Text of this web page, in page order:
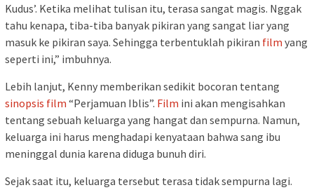
Kudus’. Ketika melihat tulisan itu, terasa sangat magis. Nggak
tahu kenapa, tiba-tiba banyak pikiran yang sangat liar yang
masuk ke pikiran saya. Sehingga terbentuklah pikiran film yang
seperti ini,” imbuhnya.
Lebih lanjut, Kenny memberikan sedikit bocoran tentang
sinopsis film “Perjamuan Iblis”. Film ini akan mengisahkan
tentang sebuah keluarga yang hangat dan sempurna. Namun,
keluarga ini harus menghadapi kenyataan bahwa sang ibu
meninggal dunia karena diduga bunuh diri.
Sejak saat itu, keluarga tersebut terasa tidak sempurna lagi.